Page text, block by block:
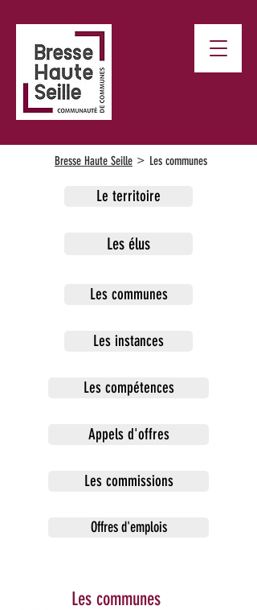
Bresse Haute Seille > Les communes
Le territoire
Les élus
Les communes
Les instances
Les compétences
Appels d'offres
Les commissions
Offres d'emplois
Les communes